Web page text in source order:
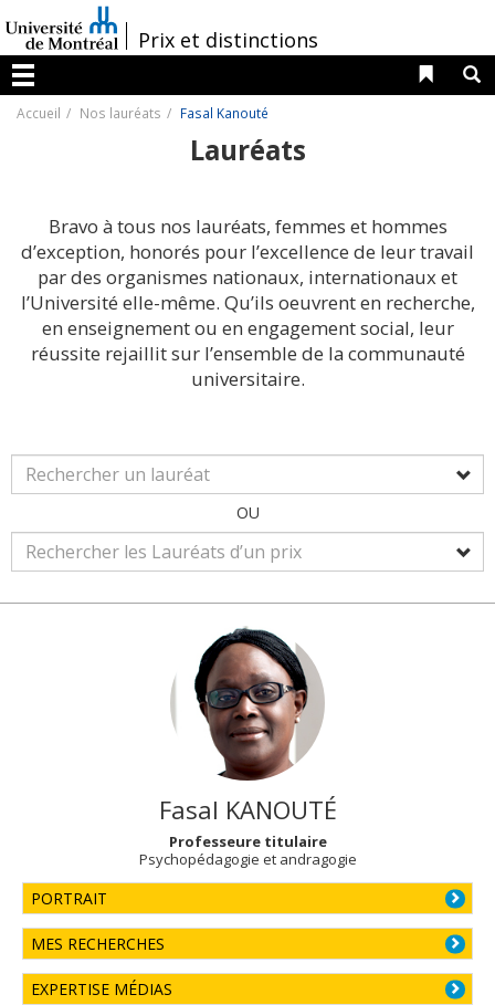
au
contenu
/Prix et distinctions
Menu
Liens
Accueil Nos lauréats Fasal Kanouté
Lauréats
Bravo à tous nos lauréats, femmes et hommes
d’exception, honorés pour l’excellence de leur travail
par des organismes nationaux, internationaux et
l’Université elle-même. Qu’ils oeuvrent en recherche,
en enseignement ou en engagement social, leur
réussite rejaillit sur l’ensemble de la communauté
universitaire.
OU
Fasal KANOUTÉ
Professeure titulaire
Psychopédagogie et andragogie
PORTRAIT
MES RECHERCHES
EXPERTISE MÉDIAS